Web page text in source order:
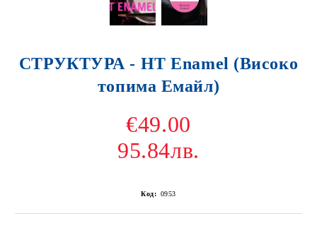
СТРУКТУРА - HT Enamel (Високо
топима Емайл)
€49.00
95.84лв.
Код: 0953